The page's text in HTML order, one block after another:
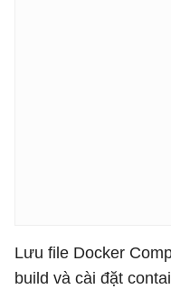
Lưu file Docker
build và cài đặt